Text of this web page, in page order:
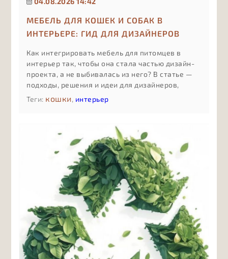
МЕБЕЛЬ ДЛЯ КОШЕК И СОБАК В
ИНТЕРЬЕРЕ: ГИД ДЛЯ ДИЗАЙНЕРОВ
Как интегрировать мебель для питомцев в
интерьер так, чтобы она стала частью дизайн-
проекта, а не выбивалась из него? В статье —
подходы, решения и идеи для дизайнеров,
которые работают с pet friendly-
Теги: кошки, интерьер